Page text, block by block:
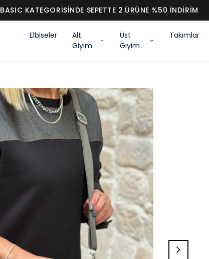
BASIC KATEGORİSİNDE SEPETTE 2.ÜRÜNE %50 İNDİRİM
Elbiseler
Alt
Giyim
Üst
Giyim
Takımlar